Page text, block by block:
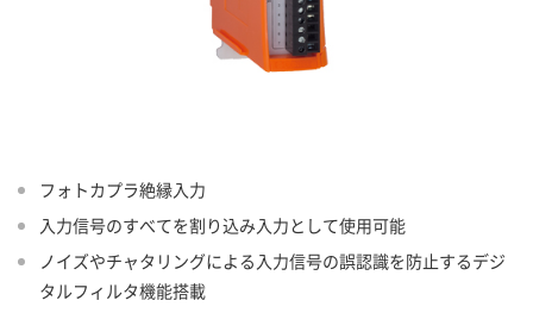
フォトカプラ絶縁入力
入力信号のすべてを割り込み入力として使用可能
ノイズやチャタリングによる入力信号の誤認識を防止するデジ
タルフィルタ機能搭載